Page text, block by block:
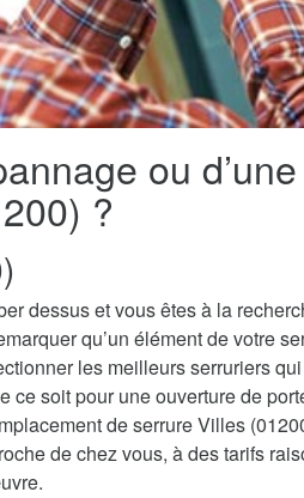
ou d’une
?
dessus et vous êtes à la
qu’un élément de votre
les meilleurs serruriers
ce soit pour une ouverture de
de serrure Villes
de chez vous, à des tarifs